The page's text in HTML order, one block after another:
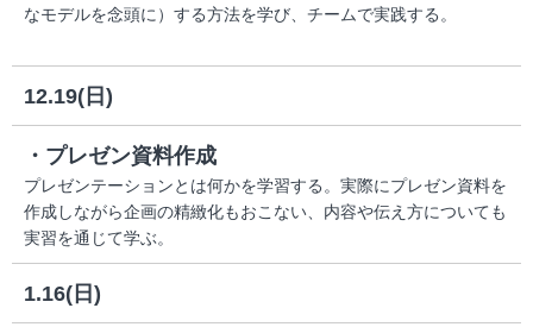
なモデルを念頭に）する方法を学び、チームで実践する。
12.19(日)
・プレゼン資料作成
プレゼンテーションとは何かを学習する。実際にプレゼン資料を
作成しながら企画の精緻化もおこない、内容や伝え方についても
実習を通じて学ぶ。
1.16(日)